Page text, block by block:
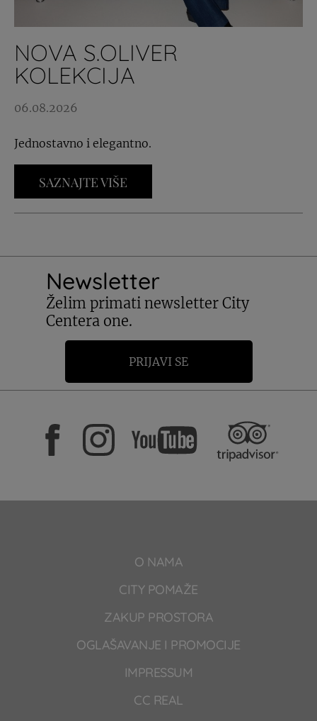
NOVA S.OLIVER
KOLEKCIJA
06.08.2026
Jednostavno i elegantno.
SAZNAJTE VIŠE
Newsletter
Želim primati newsletter City
Centera one.
PRIJAVI SE
O NAMA
CITY POMAŽE
ZAKUP PROSTORA
OGLAŠAVANJE I PROMOCIJE
IMPRESSUM
CC REAL